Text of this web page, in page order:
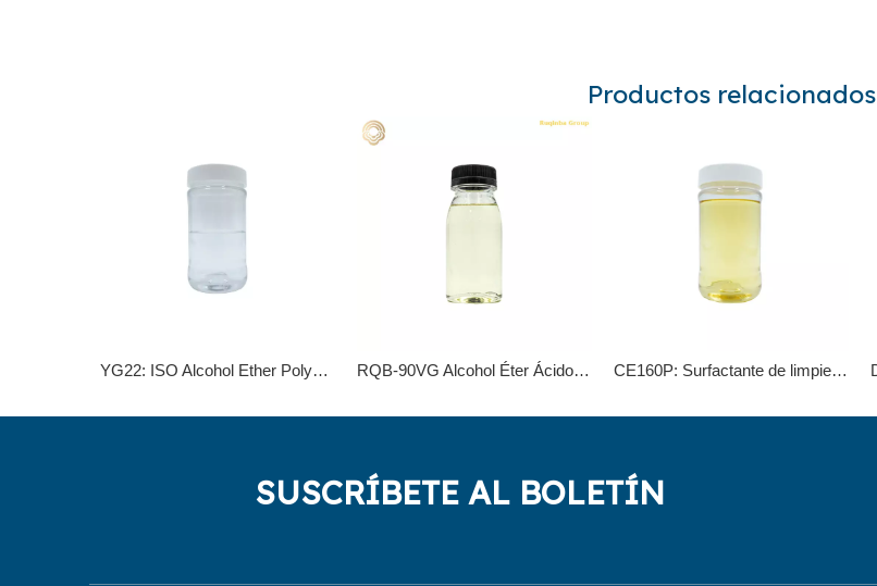
Productos relacionados
YG22: ISO Alcohol Ether Polyoxietileno éter para aplicaciones versátiles RQB-90VG Alcohol Éter Ácido Carboxílico (AEC) CE160P: Surfactante de limpieza por inmersión en alcohol isomérico ecológico
SUSCRÍBETE AL BOLETÍN